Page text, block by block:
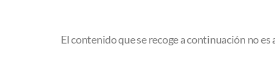
El contenido que se recoge a continuación no